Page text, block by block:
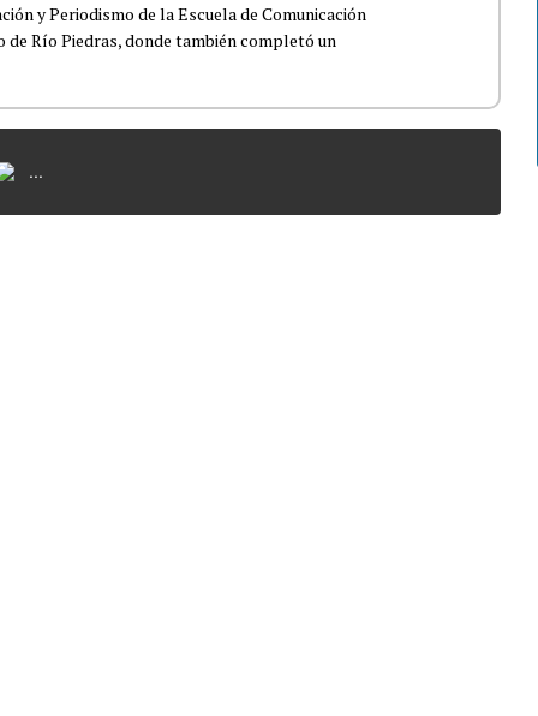
y Periodismo de la Escuela de Comunicación
de Río Piedras, donde también completó un
...